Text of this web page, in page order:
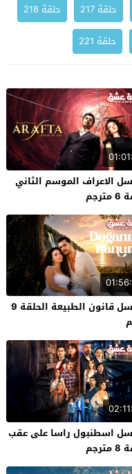
حلقة 217
حلقة 218
حلقة 221
الاعراف الموسم الثاني
مسلسل قانون الطبيعة الحلقة 9
اسطنبول راسا على عقب